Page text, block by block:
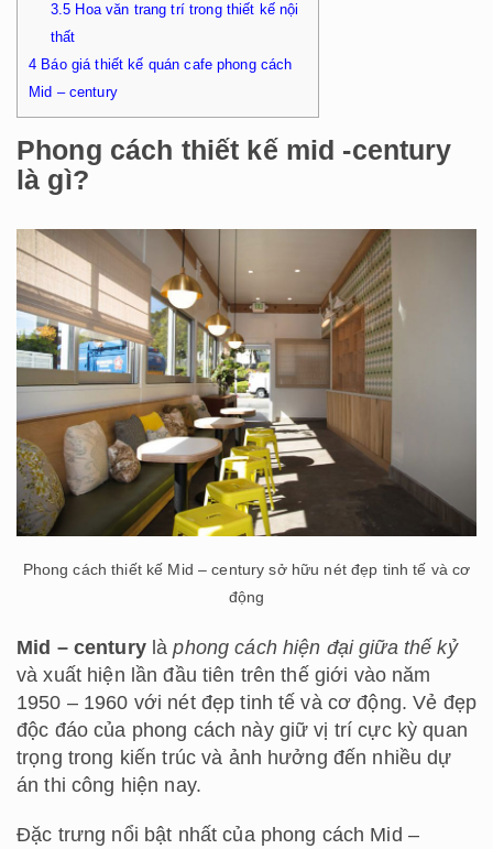
3.5 Hoa văn trang trí trong thiết kế nội
thất
4 Báo giá thiết kế quán cafe phong cách
Mid – century
Phong cách thiết kế mid -century
là gì?
Phong cách thiết kế Mid – century sở hữu nét đẹp tinh tế và cơ
động
Mid – centurylàphong cách hiện đại giữa thế kỷ
và xuất hiện lần đầu tiên trên thế giới vào năm
1950 – 1960 với nét đẹp tinh tế và cơ động. Vẻ đẹp
độc đáo của phong cách này giữ vị trí cực kỳ quan
trọng trong kiến trúc và ảnh hưởng đến nhiều dự
án thi công hiện nay.
Đặc trưng nổi bật nhất của phong cách Mid –